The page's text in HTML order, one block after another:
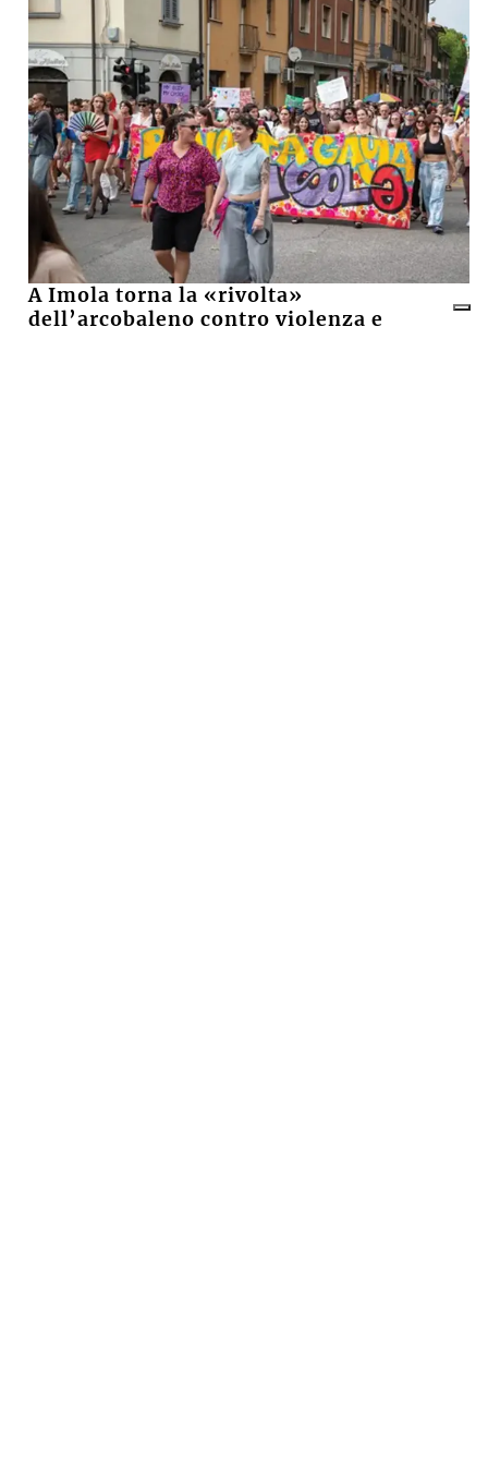
A Imola torna la «rivolta»
dell’arcobaleno contro violenza e